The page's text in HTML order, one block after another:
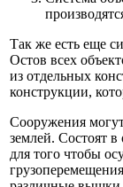
Так же есть еще
Остов всех
из отдельных
конструкции,
Сооружения
землей. Состоят
для того чтобы